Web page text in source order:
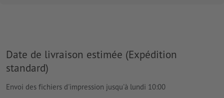
Date de livraison estimée (Expédition
standard)
Envoi des fichiers d'impression jusqu'à lundi 10:00